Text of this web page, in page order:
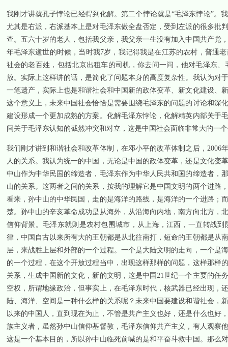
我刚才讲就孔子悖论已经得到化解。第二个悖论就是“毛泽东悖论”
尤其是右派，右派基本上是对毛泽东做全盘否定，受到左派的很多批
查。五六十岁的老人，包括我父亲，我父亲一生没有加入中国共产党
年毛泽东逝世的时候，当时我7岁，我记得我是在江苏的农村，普通
社会的老百姓，包括北京出租车的司机，你去问一问，他对毛泽东
放。实际上这样讲的话，是简化了问题本身的高度复杂性。我认为对于
一笔遗产，实际上也是和谐社会和中国新的政体变革、新文化建设、
这个意义上，未来中国社会恰恰是需要围绕毛泽东的问题的讨论和深
建设形成一个更加成熟的方案。化解毛泽东悖论，化解精英内部关于
间关于毛泽东认知的截然冲突和对立，这是中国社会面临非常大的一
我们刚才讲到和谐社会和改革体制，在邓小平的改革体制之后， 2006
人的关系。我认为统一的中国，无论是中国的政体变革，还是文化
中山作为中华民国的缔造者，毛泽东作为中华人民共和国的缔造者，
山的关系。这两者之间的关系，按我的理解它是中国文明的两个进
看来，孙中山的中华民国，走的是海洋的路线，是海洋的一个进路；
楚。孙中山的辛亥革命成功是从海外，从沿海向内地，南方向北方，
信仰背景。毛泽东就则是农村包围城市，从上海，江西，一直转战
律，中国自古以来所有大的王朝都是从北往南打，短命的王朝都是从
层，来战胜上层和外部的一个过程。一个是大陆文明的走向，一个
的一个过程，在这个开放过程当中，出现这样那样的问题，这样那
关系，生成中国新的文化，新的文明，这是中国21世纪一个主要的任
空权，所谓地缘政治，但事实上，在毛泽东时代，核武器已经出现
陆、海洋、空间是一种什么样的关系呢？未来中国要建设和谐社会
以来的中国人，直到现在为止，不管是共产主义也好，还是什么也
族主义者，虽然孙中山信仰基督教，毛泽东信仰共产主义，有人观察
这是一个基本目的，所以孙中山临死前喊的是和平奋斗救中国。那么